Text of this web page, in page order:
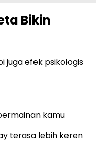
Bikin
juga efek psikologis
kamu
terasa lebih keren